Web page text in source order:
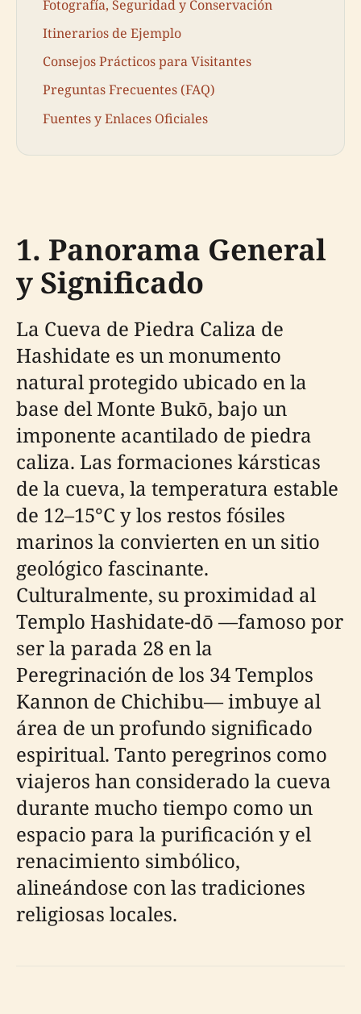
Fotografía, Seguridad y Conservación
Itinerarios de Ejemplo
Consejos Prácticos para Visitantes
Preguntas Frecuentes (FAQ)
Fuentes y Enlaces Oficiales
1. Panorama General
y Significado
La Cueva de Piedra Caliza de
Hashidate es un monumento
natural protegido ubicado en la
base del Monte Bukō, bajo un
imponente acantilado de piedra
caliza. Las formaciones kársticas
de la cueva, la temperatura estable
de 12–15°C y los restos fósiles
marinos la convierten en un sitio
geológico fascinante.
Culturalmente, su proximidad al
Templo Hashidate-dō —famoso por
ser la parada 28 en la
Peregrinación de los 34 Templos
Kannon de Chichibu— imbuye al
área de un profundo significado
espiritual. Tanto peregrinos como
viajeros han considerado la cueva
durante mucho tiempo como un
espacio para la purificación y el
renacimiento simbólico,
alineándose con las tradiciones
religiosas locales.